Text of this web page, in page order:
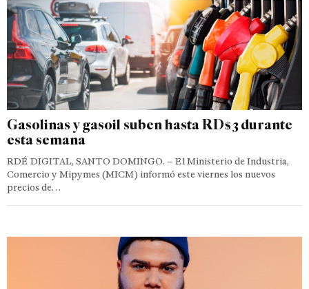
Gasolinas y gasoil suben hasta RD$3 durante
esta semana
RDÉ DIGITAL, SANTO DOMINGO. – El Ministerio de Industria,
Comercio y Mipymes (MICM) informó este viernes los nuevos
precios de…